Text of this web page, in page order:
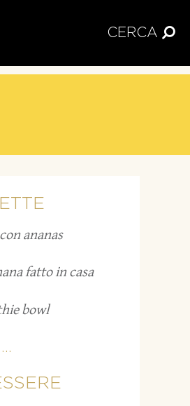
CERCA
ananas
fatto in casa
bowl
...